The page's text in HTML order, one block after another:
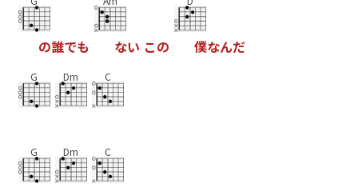
の誰でも ない この 僕なんだ
G Dm C
G Dm C